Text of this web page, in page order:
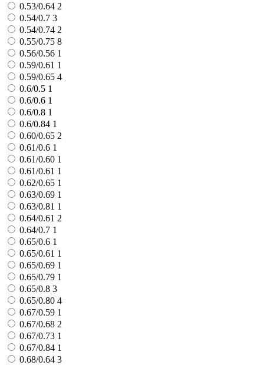
0.53/0.64 2
0.54/0.7 3
0.54/0.74 2
0.55/0.75 8
0.56/0.56 1
0.59/0.61 1
0.59/0.65 4
0.6/0.5 1
0.6/0.6 1
0.6/0.8 1
0.6/0.84 1
0.60/0.65 2
0.61/0.6 1
0.61/0.60 1
0.61/0.61 1
0.62/0.65 1
0.63/0.69 1
0.63/0.81 1
0.64/0.61 2
0.64/0.7 1
0.65/0.6 1
0.65/0.61 1
0.65/0.69 1
0.65/0.79 1
0.65/0.8 3
0.65/0.80 4
0.67/0.59 1
0.67/0.68 2
0.67/0.73 1
0.67/0.84 1
0.68/0.64 3